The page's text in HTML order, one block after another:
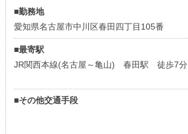
■勤務地
愛知県名古屋市中川区春田四丁目105番
■最寄駅
JR関西本線(名古屋～亀山) 春田駅 徒歩7分
■その他交通手段